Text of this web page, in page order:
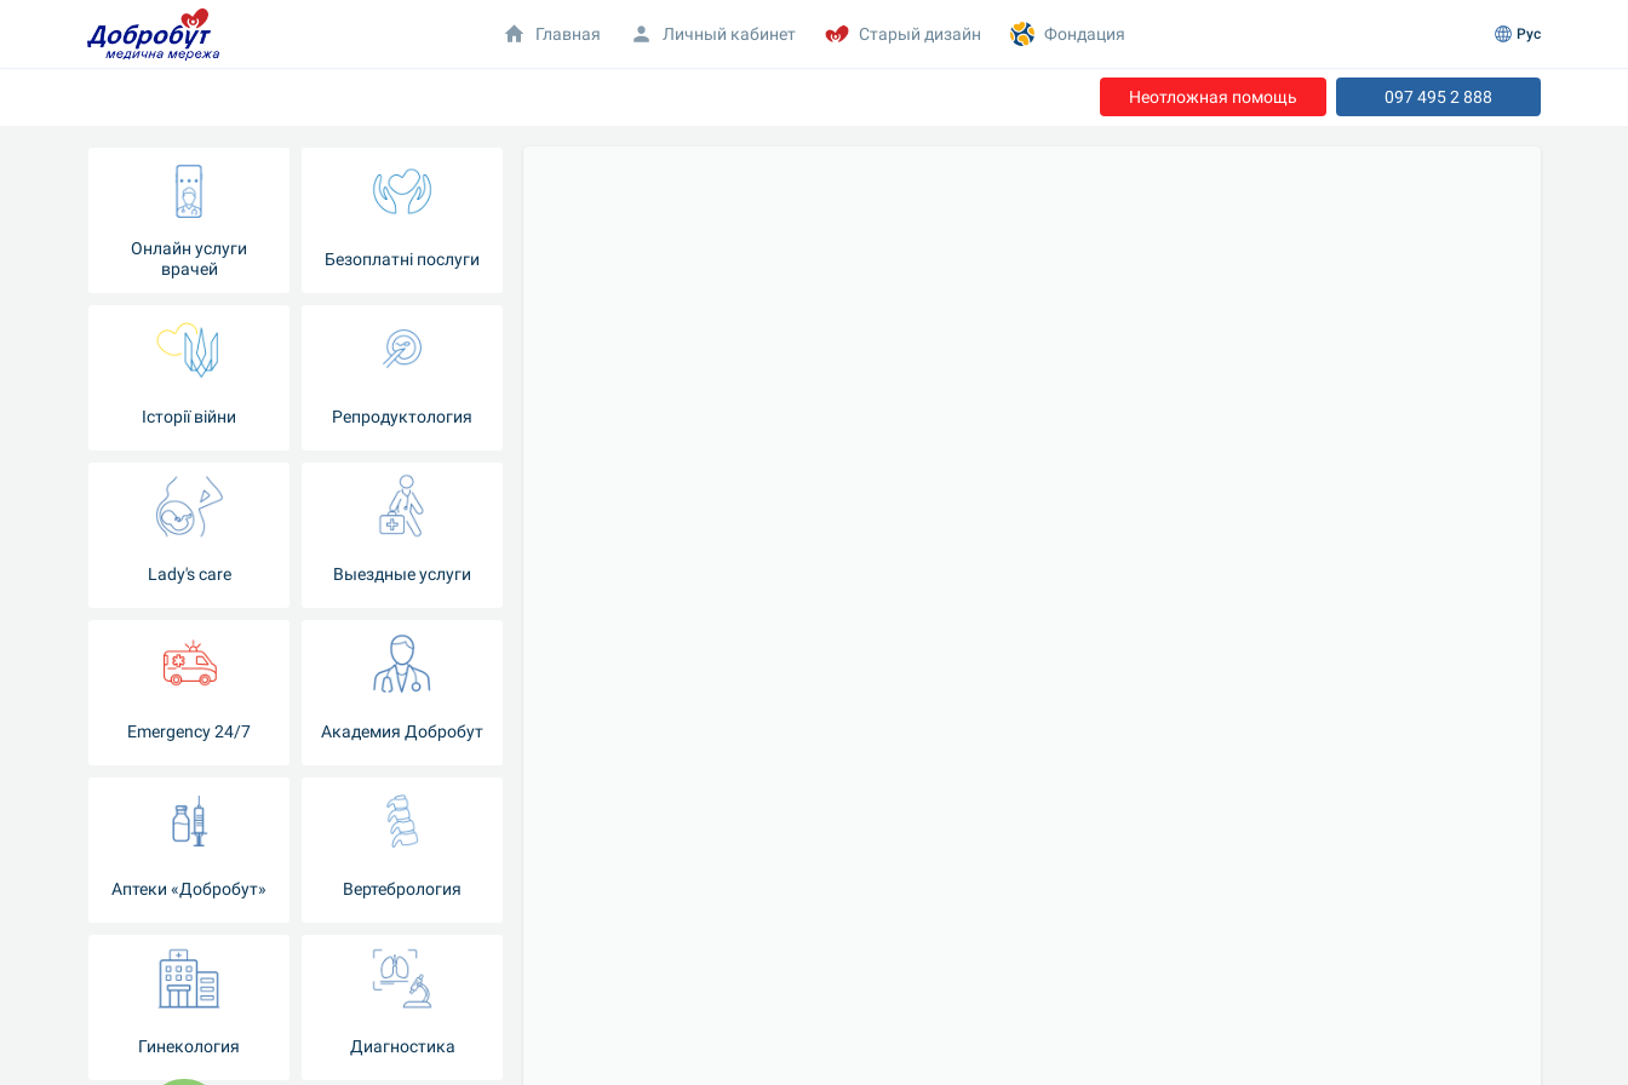
Неотложная помощь 097 495 2 888
Онлайн услуги
врачей
Безоплатні послуги
Iсторії війни Репродуктология
Lady's care Выездные услуги
Emergency 24/7 Академия Добробут
Аптеки «Добробут» Вертебрология
Гинекология Диагностика
Главная Личный кабинет Старый дизайн Фондация Рус